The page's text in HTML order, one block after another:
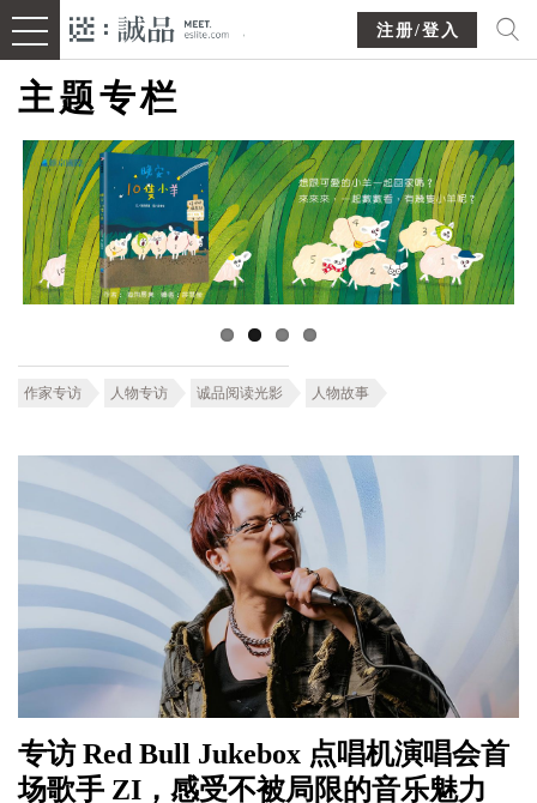
注册/登入
主题专栏
作家专访 人物专访 诚品阅读光影 人物故事
专访 Red Bull Jukebox 点唱机演唱会首
场歌手 ZI，感受不被局限的音乐魅力